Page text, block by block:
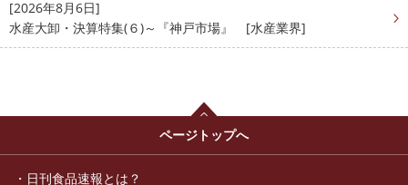
[2026年8月6日]
水産大卸・決算特集(６)～『神戸市場』 [水産業界]
ページトップへ
日刊食品速報とは？